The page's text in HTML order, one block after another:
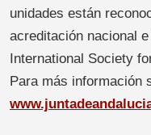
unidades están
acreditación nacional
International Society
Para más información